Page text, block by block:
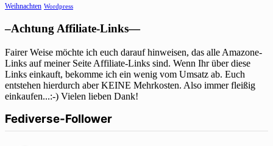
Weihnachten Wordpress
–Achtung Affiliate-Links—
Fairer Weise möchte ich euch darauf hinweisen, das alle Amazone-
Links auf meiner Seite Affiliate-Links sind. Wenn Ihr über diese
Links einkauft, bekomme ich ein wenig vom Umsatz ab. Euch
entstehen hierdurch aber KEINE Mehrkosten. Also immer fleißig
einkaufen...:-) Vielen lieben Dank!
Fediverse-Follower